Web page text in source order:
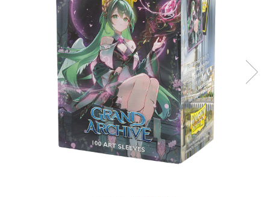
Jocuri cu miniaturi
Final Girl - solo game
Miniaturi Arkham Horror
Miniaturi HEROCLIX
Accesorii pentru boardgames
Protectii carti (Sleeves)
Deck Boxes/Cutii pentru carti